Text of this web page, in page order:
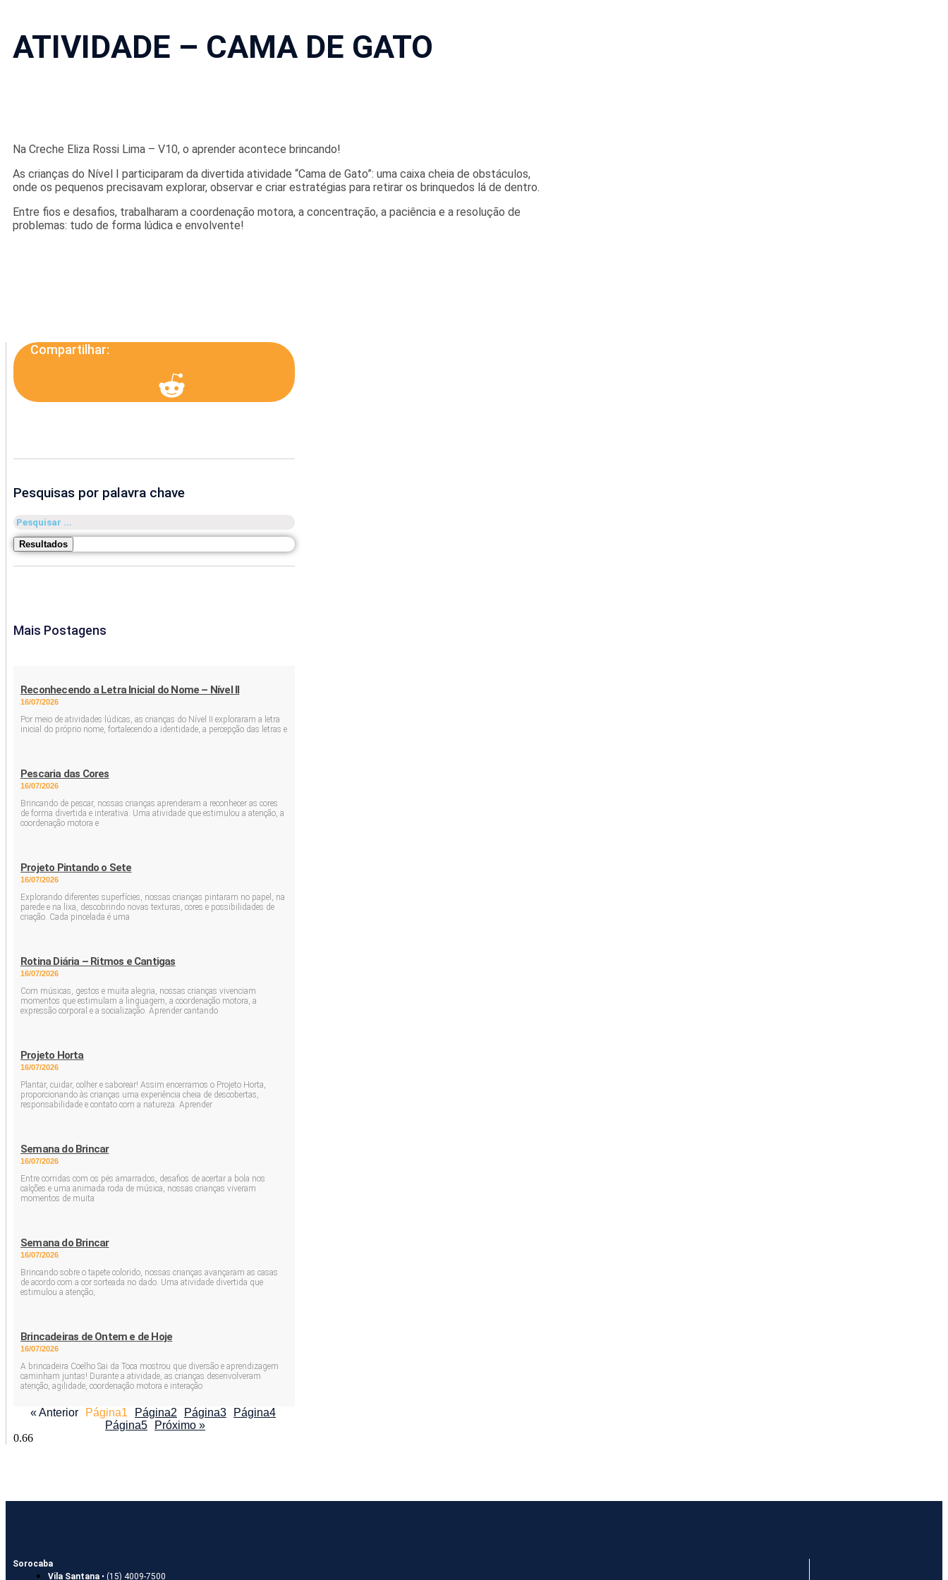
ATIVIDADE – CAMA DE GATO
Na Creche Eliza Rossi Lima – V10, o aprender acontece brincando!
As crianças do Nível I participaram da divertida atividade “Cama de Gato”: uma caixa cheia de obstáculos,
onde os pequenos precisavam explorar, observar e criar estratégias para retirar os brinquedos lá de dentro.
Entre fios e desafios, trabalharam a coordenação motora, a concentração, a paciência e a resolução de
problemas: tudo de forma lúdica e envolvente!
Compartilhar:
Pesquisas por palavra chave
Pesquisar
...
Resultados
Mais Postagens
Reconhecendo a Letra Inicial do Nome – Nível II
16/07/2026
Por meio de atividades lúdicas, as crianças do Nível II exploraram a letra
inicial do próprio nome, fortalecendo a identidade, a percepção das letras e
Pescaria das Cores
16/07/2026
Brincando de pescar, nossas crianças aprenderam a reconhecer as cores
de forma divertida e interativa. Uma atividade que estimulou a atenção, a
coordenação motora e
Projeto Pintando o Sete
16/07/2026
Explorando diferentes superfícies, nossas crianças pintaram no papel, na
parede e na lixa, descobrindo novas texturas, cores e possibilidades de
criação. Cada pincelada é uma
Rotina Diária – Ritmos e Cantigas
16/07/2026
Com músicas, gestos e muita alegria, nossas crianças vivenciam
momentos que estimulam a linguagem, a coordenação motora, a
expressão corporal e a socialização. Aprender cantando
Projeto Horta
16/07/2026
Plantar, cuidar, colher e saborear! Assim encerramos o Projeto Horta,
proporcionando às crianças uma experiência cheia de descobertas,
responsabilidade e contato com a natureza. Aprender
Semana do Brincar
16/07/2026
Entre corridas com os pés amarrados, desafios de acertar a bola nos
calções e uma animada roda de música, nossas crianças viveram
momentos de muita
Semana do Brincar
16/07/2026
Brincando sobre o tapete colorido, nossas crianças avançaram as casas
de acordo com a cor sorteada no dado. Uma atividade divertida que
estimulou a atenção,
Brincadeiras de Ontem e de Hoje
16/07/2026
A brincadeira Coelho Sai da Toca mostrou que diversão e aprendizagem
caminham juntas! Durante a atividade, as crianças desenvolveram
atenção, agilidade, coordenação motora e interação
« Anterior Página1 Página2 Página3 Página4
Página5 Próximo »
Sorocaba
Vila Santana • (15) 4009-7500